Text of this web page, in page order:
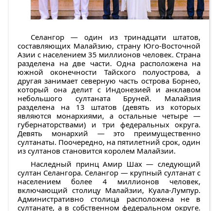
Селангор — один из тринадцати штатов,
составляющих Малайзию, страну Юго-Восточной
Азии с населением 35 миллионов человек. Страна
разделена на две части. Одна расположена на
южной оконечности Тайского полуострова, а
другая занимает северную часть острова Борнео,
который она делит с Индонезией и анклавом
небольшого султаната Бруней. Малайзия
разделена на 13 штатов (девять из которых
являются монархиями, а остальные четыре —
губернаторствами) и три федеральных округа.
Девять монархий — это преимущественно
султанаты. Поочередно, на пятилетний срок, один
из султанов становится королем Малайзии.
Наследный принц Амир Шах — следующий
султан Селангора. Селангор — крупный султанат с
населением более 4 миллионов человек,
включающий столицу Малайзии, Куала-Лумпур.
Административно столица расположена не в
султанате, а в собственном федеральном округе.